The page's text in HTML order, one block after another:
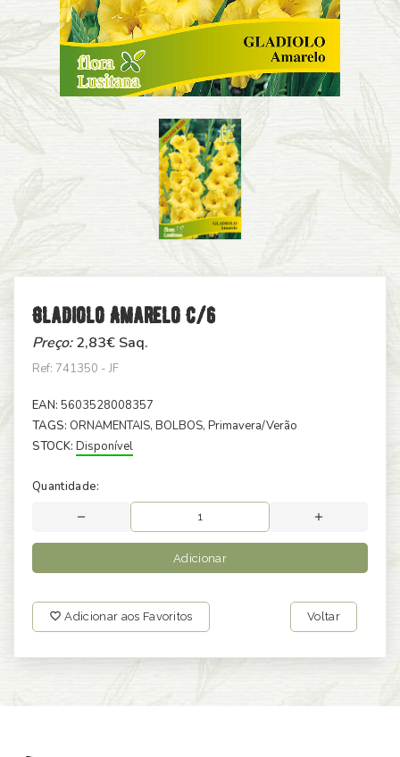
Gladiolo Amarelo C/6
Preço:2,83€ Saq.
Ref: 741350 - JF
EAN: 5603528008357
TAGS: ORNAMENTAIS, BOLBOS, Primavera/Verão
STOCK: Disponível
Quantidade:
Adicionar
Adicionar aos Favoritos Voltar